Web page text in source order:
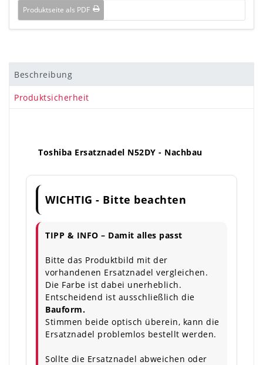
Produktseite als PDF
Beschreibung
Produktsicherheit
Toshiba Ersatznadel N52DY - Nachbau
WICHTIG - Bitte beachten
TIPP & INFO – Damit alles passt
Bitte das Produktbild mit der
vorhandenen Ersatznadel vergleichen.
Die Farbe ist dabei unerheblich.
Entscheidend ist ausschließlich die
Bauform.
Stimmen beide optisch überein, kann die
Ersatznadel problemlos bestellt werden.
Sollte die Ersatznadel abweichen oder